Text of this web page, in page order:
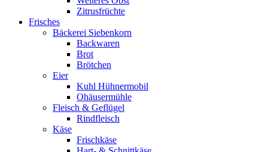
Zitrusfrüchte
Frisches
Bäckerei Siebenkorn
Backwaren
Brot
Brötchen
Eier
Kuhl Hühnermobil
Ohäusermühle
Fleisch & Geflügel
Rindfleisch
Käse
Frischkäse